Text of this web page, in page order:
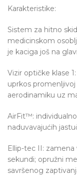
Karakteristike:
Sistem za hitno
medicinskom
je kaciga još na glavi
Vizir optičke klase
uprkos promenljivoj
aerodinamiku uz
AirFit™:
naduvavajućih
Ellip-tec II: zamena
sekundi; opružni
savršenog